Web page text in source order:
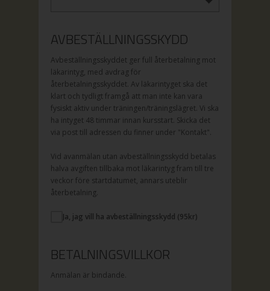
AVBESTÄLLNINGSSKYDD
Avbeställningsskyddet ger full återbetalning mot
läkarintyg, med avdrag för
återbetalningsskyddet. Av läkarintyget ska det
klart och tydligt framgå att man inte kan vara
fysiskt aktiv under träningen/träningslägret. Vi ska
ha intyget 48 timmar innan kursstart. Skicka det
via post till adressen du finner under "Kontakt".
Vid avanmälan utan avbeställningsskydd betalas
halva avgiften tillbaka mot läkarintyg fram till tre
veckor före startdatumet, annars uteblir
återbetalning.
Ja, jag vill ha avbeställningsskydd (95kr)
BETALNINGSVILLKOR
Anmälan är bindande.